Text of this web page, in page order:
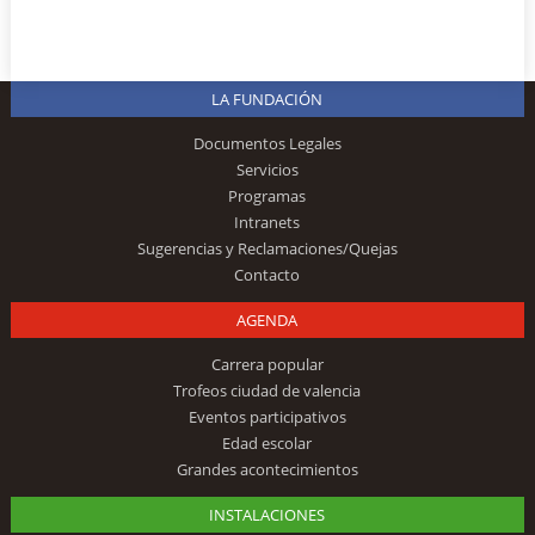
LA FUNDACIÓN
Documentos Legales
Servicios
Programas
Intranets
Sugerencias y Reclamaciones/Quejas
Contacto
AGENDA
Carrera popular
Trofeos ciudad de valencia
Eventos participativos
Edad escolar
Grandes acontecimientos
INSTALACIONES